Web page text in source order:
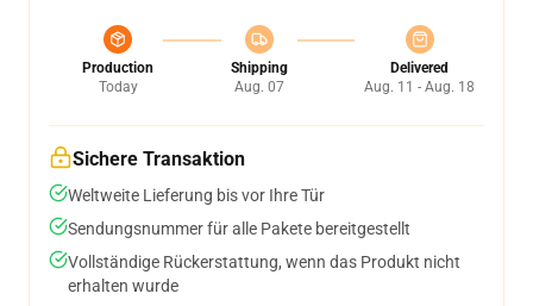
Production
Today
Shipping
Aug. 07
Delivered
Aug. 11 - Aug. 18
Sichere Transaktion
Weltweite Lieferung bis vor Ihre Tür
Sendungsnummer für alle Pakete bereitgestellt
Vollständige Rückerstattung, wenn das Produkt nicht
erhalten wurde